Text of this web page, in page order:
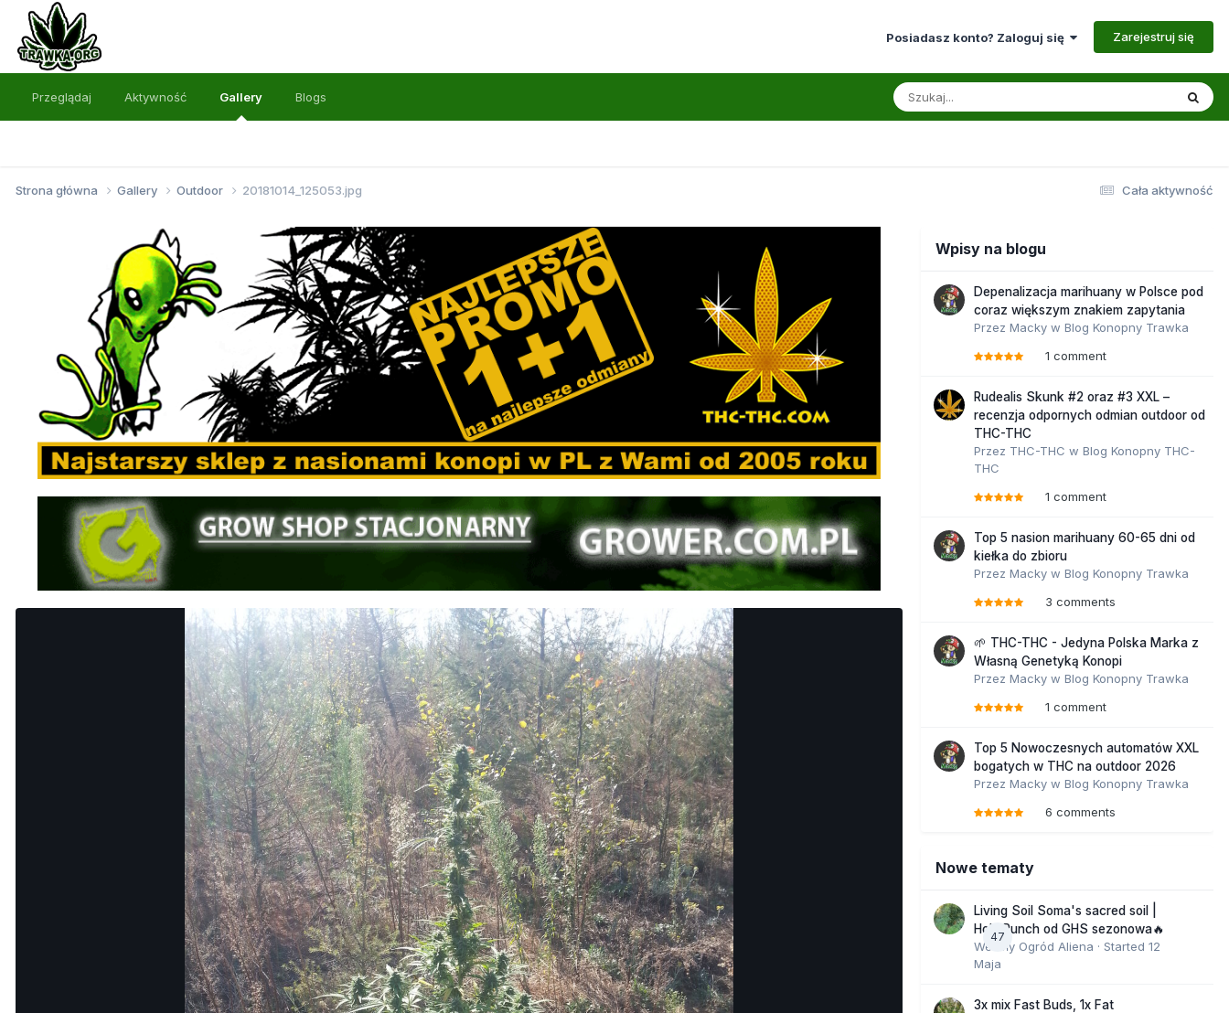
Posiadasz konto? Zaloguj się Zarejestruj się
Przeglądaj Aktywność Gallery Blogs
Cała aktywność
Strona główna Gallery Outdoor 20181014_125053.jpg
Wpisy na blogu
Depenalizacja marihuany w Polsce pod
coraz większym znakiem zapytania
Przez Macky w Blog Konopny Trawka
1 comment
Rudealis Skunk #2 oraz #3 XXL –
recenzja odpornych odmian outdoor od
THC-THC
Przez THC-THC w Blog Konopny THC-
THC
1 comment
Top 5 nasion marihuany 60-65 dni od
kiełka do zbioru
Przez Macky w Blog Konopny Trawka
3 comments
🌱 THC-THC - Jedyna Polska Marka z
Własną Genetyką Konopi
Przez Macky w Blog Konopny Trawka
1 comment
Top 5 Nowoczesnych automatów XXL
bogatych w THC na outdoor 2026
Przez Macky w Blog Konopny Trawka
6 comments
Nowe tematy
47
Living Soil Soma's sacred soil |
Holy Punch od GHS sezonowa🔥
Wesoły Ogród Aliena · Started 12
Maja
3x mix Fast Buds, 1x Fat